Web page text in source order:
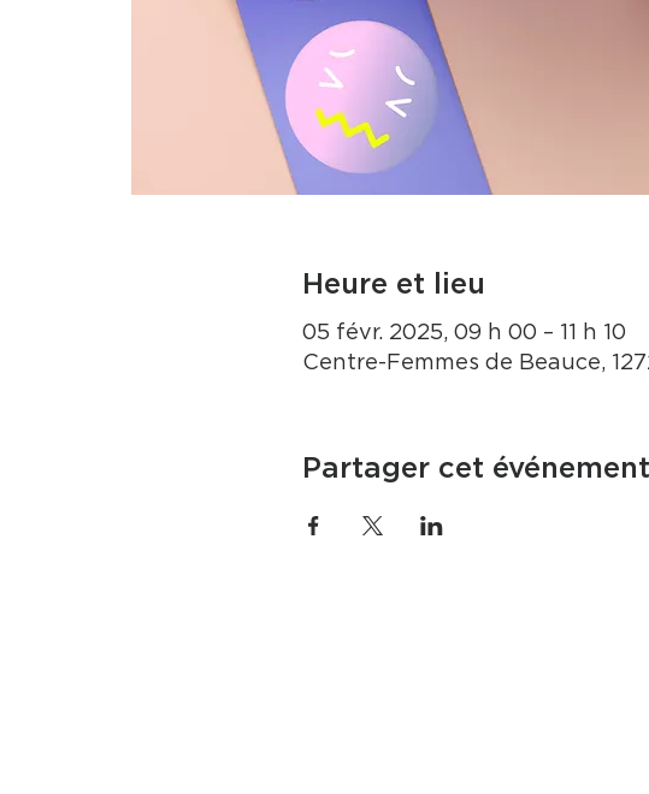
Heure et lieu
05 févr. 2025, 09 h 00 – 11 h 10
Centre-Femmes de Beauce,
Partager cet événement